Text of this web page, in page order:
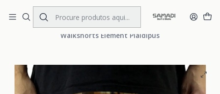
Portes Gratis Portugal e Espanha
Início MENS CLOTHING Walkshorts
Walkshorts Element Plaidipus